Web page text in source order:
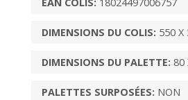
DIMENSIONS DU COLIS: 550 X
DIMENSIONS DU PALETTE: 80
PALETTES SURPOSÉES: NON